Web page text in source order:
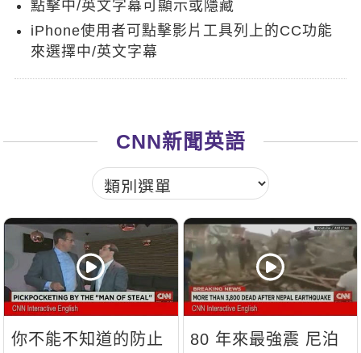
點擊中/英文字幕可顯示或隱藏
iPhone使用者可點擊影片工具列上的CC功能
來選擇中/英文字幕
CNN新聞英語
你不能不知道的防止
80 年來最強震 尼泊